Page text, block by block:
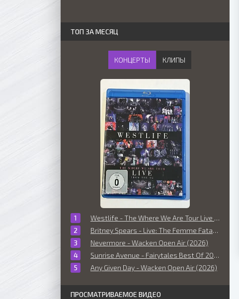
ТОП ЗА МЕСЯЦ
КОНЦЕРТЫ КЛИПЫ
Westlife - The Where We Are Tour Live From The O2 (2010)
Britney Spears - Live: The Femme Fatale Tour (2011)
Nevermore - Wacken Open Air (2026)
Sunrise Avenue - Fairytales Best Of 2006-2014 (Live at O² World Hamburg) (2014)
Any Given Day - Wacken Open Air (2026)
ПРОСМАТРИВАЕМОЕ ВИДЕО